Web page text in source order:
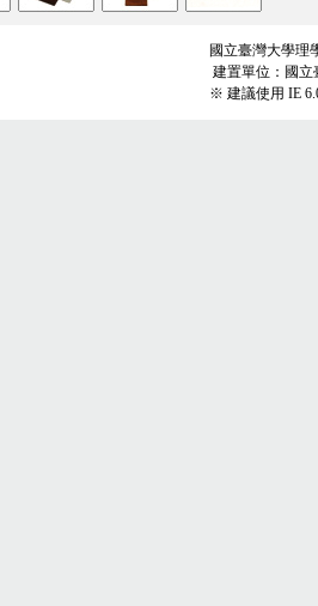
國立臺灣大學理
建置單位：國立
※ 建議使用 IE